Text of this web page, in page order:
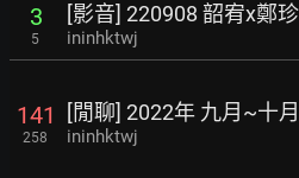
3
5
[影音] 220908 韶宥x鄭
ininhktwj
141
258
[閒聊] 2022年 九月~十
ininhktwj